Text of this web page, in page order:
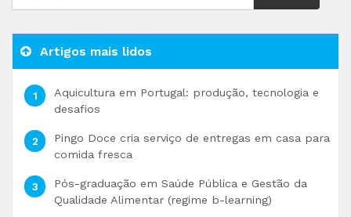
Artigos mais lidos
Aquicultura em Portugal: produção, tecnologia e
desafios
Pingo Doce cria serviço de entregas em casa para
comida fresca
Pós-graduação em Saúde Pública e Gestão da
Qualidade Alimentar (regime b-learning)